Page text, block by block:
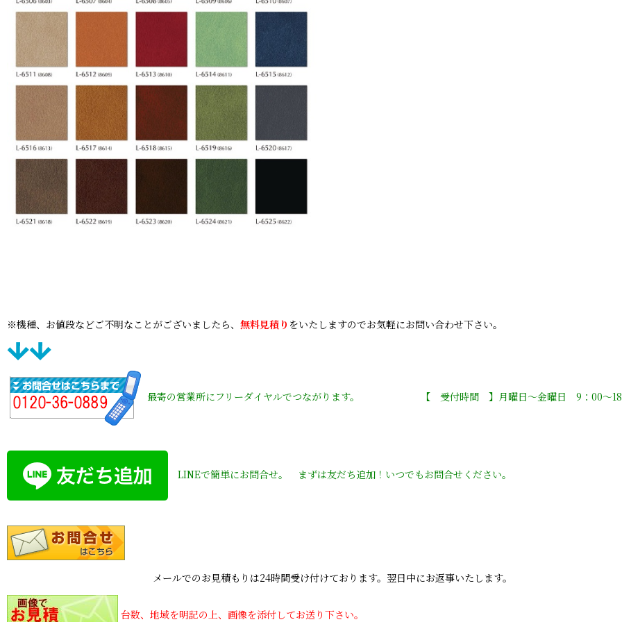
※機種、お値段などご不明なことがございましたら、 無料見積り をいたしますのでお気軽にお問い合わせ下さい。
最寄の営業所にフリーダイヤルでつながります。 【 受付時間 】月曜日〜金曜日 9：00〜18
LINEで簡単にお問合せ。 まずは友だち追加！いつでもお問合せください。
メールでのお見積もりは24時間受け付けております。翌日中にお返事いたします。
台数、地域を明記の上、画像を添付してお送り下さい。